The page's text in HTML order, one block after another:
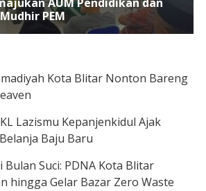
Kota Blitar Nonton Bareng
Lazismu Kepanjenkidul Ajak
Baju Baru
Suci: PDNA Kota Blitar
hingga Gelar Bazar Zero Waste